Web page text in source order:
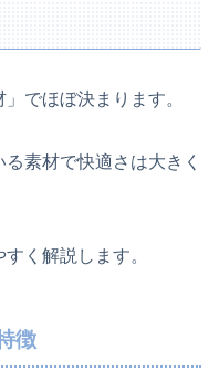
でほぼ決まります。
素材で快適さは大きく
く解説します。
徴